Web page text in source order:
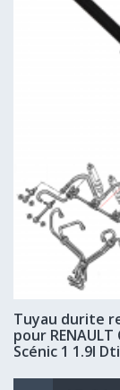
Tuyau durite
pour
Scénic 1 1.9l Dti